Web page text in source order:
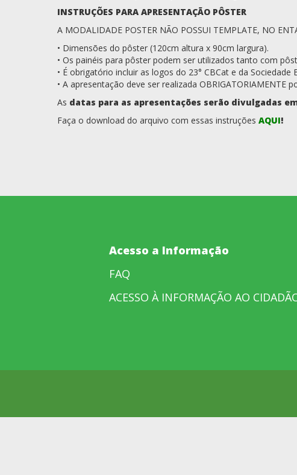
INSTRUÇÕES PARA APRESENTAÇÃO PÔSTER
A MODALIDADE POSTER NÃO POSSUI TEMPLATE, NO
• Dimensões do pôster (120cm altura x 90cm largura).
• Os painéis para pôster podem ser utilizados tanto com
• É obrigatório incluir as logos do 23° CBCat e da Sociedade
• A apresentação deve ser realizada
As datas para as apresentações serão divulgadas
Faça o download do arquivo com essas instruções AQUI!
Acesso a Informação
FAQ
ACESSO À INFORMAÇÃO AO